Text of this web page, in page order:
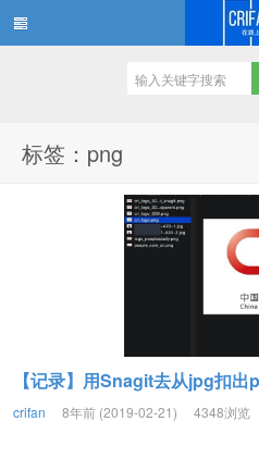
标签：png
【记录】用Snagit去从jpg扣出
crifan 8年前 (2019-02-21) 4348浏览